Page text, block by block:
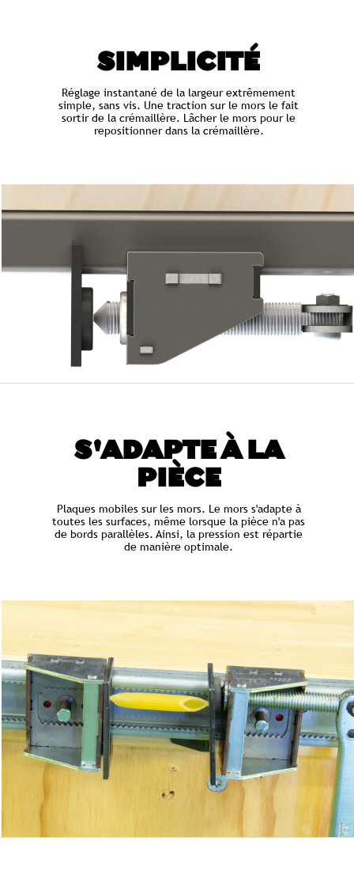
SIMPLICITÉ
Réglage instantané de la largeur extrêmement
simple, sans vis. Une traction sur le mors le fait
sortir de la crémaillère. Lâcher le mors pour le
repositionner dans la crémaillère.
S'ADAPTE À LA
PIÈCE
Plaques mobiles sur les mors. Le mors s'adapte à
toutes les surfaces, même lorsque la pièce n'a pas
de bords parallèles. Ainsi, la pression est répartie
de manière optimale.